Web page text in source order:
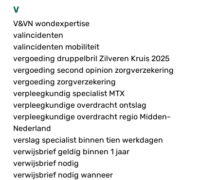
V
V&VN wondexpertise
valincidenten
valincidenten mobiliteit
vergoeding druppelbril Zilveren Kruis 2025
vergoeding second opinion zorgverzekering
vergoeding zorgverzekering
verpleegkundig specialist MTX
verpleegkundige overdracht ontslag
verpleegkundige overdracht regio Midden-
Nederland
verslag specialist binnen tien werkdagen
verwijsbrief geldig binnen 1 jaar
verwijsbrief nodig
verwijsbrief nodig wanneer